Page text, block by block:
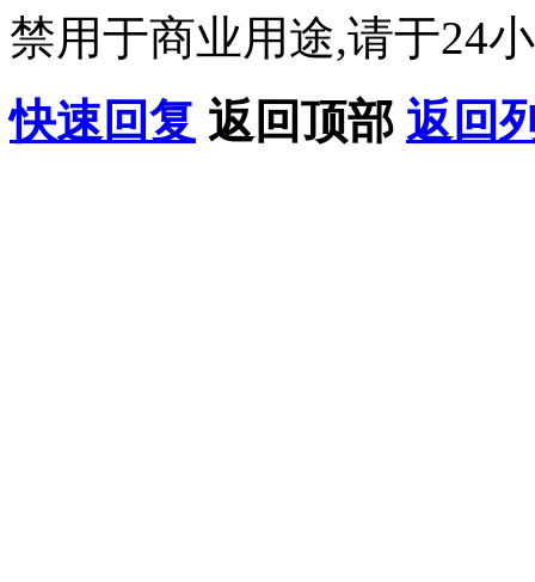
禁用于商业用途,请于24
快速回复 返回顶部 返回